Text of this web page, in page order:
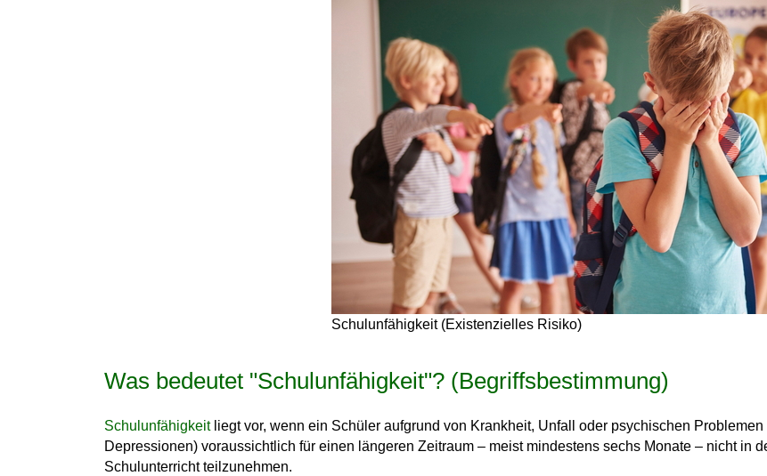
Schulunfähigkeit (Existenzielles Risiko)
Was bedeutet "Schulunfähigkeit"? (Begriffsbestimmung)
Schulunfähigkeitliegt vor, wenn ein Schüler aufgrund von Krankheit, Unfall oder psychischen Problemen
Depressionen) voraussichtlich für einen längeren Zeitraum – meist mindestens sechs Monate – nicht in
Schulunterricht teilzunehmen.